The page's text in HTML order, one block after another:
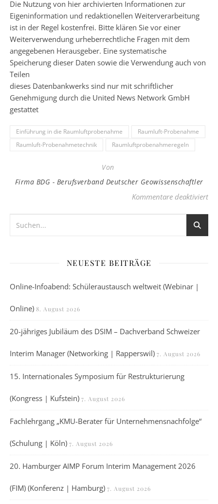
Die Nutzung von hier archivierten Informationen zur
Eigeninformation und redaktionellen Weiterverarbeitung
ist in der Regel kostenfrei. Bitte klären Sie vor einer
Weiterverwendung urheberrechtliche Fragen mit dem
angegebenen Herausgeber. Eine systematische
Speicherung dieser Daten sowie die Verwendung auch von
Teilen
dieses Datenbankwerks sind nur mit schriftlicher
Genehmigung durch die United News Network GmbH
gestattet
Einführung in die Raumluftprobenahme
Raumluft-Probenahme
Raumluft-Probenahmetechnik
Raumluftprobenahmeregeln
Von
Firma BDG - Berufsverband Deutscher Geowissenschaftler
Kommentare deaktiviertfür
NEUESTE BEITRÄGE
Online-Infoabend: Schüleraustausch weltweit (Webinar |
Online) 8. August 2026
20-jähriges Jubiläum des DSIM – Dachverband Schweizer
Interim Manager (Networking | Rapperswil) 7. August 2026
15. Internationales Symposium für Restrukturierung
(Kongress | Kufstein) 7. August 2026
Fachlehrgang „KMU-Berater für Unternehmensnachfolge“
(Schulung | Köln) 7. August 2026
20. Hamburger AIMP Forum Interim Management 2026
(FIM) (Konferenz | Hamburg) 7. August 2026